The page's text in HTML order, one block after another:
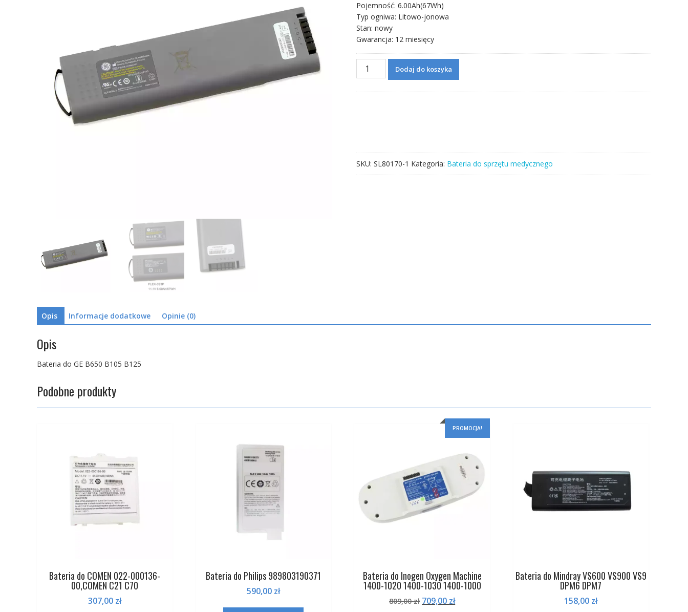
Pojemność: 6.00Ah(67Wh)
Typ ogniwa: Litowo-jonowa
Stan: nowy
Gwarancja: 12 miesięcy
ilość
Dodaj do koszyka
SKU: SL80170-1 Kategoria: Bateria do sprzętu medycznego
Opis Informacje dodatkowe Opinie (0)
Opis
Bateria do GE B650 B105 B125
Podobne produkty
Bateria do COMEN 022-000136-
00,COMEN C21 C70
307,00 zł
Bateria do Philips 989803190371
590,00 zł
PROMOCJA!
Bateria do Inogen Oxygen Machine
1400-1020 1400-1030 1400-1000
809,00zł Pierwotna
709,00 złAktualna
Bateria do Mindray VS600 VS900 VS9
DPM6 DPM7
158,00 zł